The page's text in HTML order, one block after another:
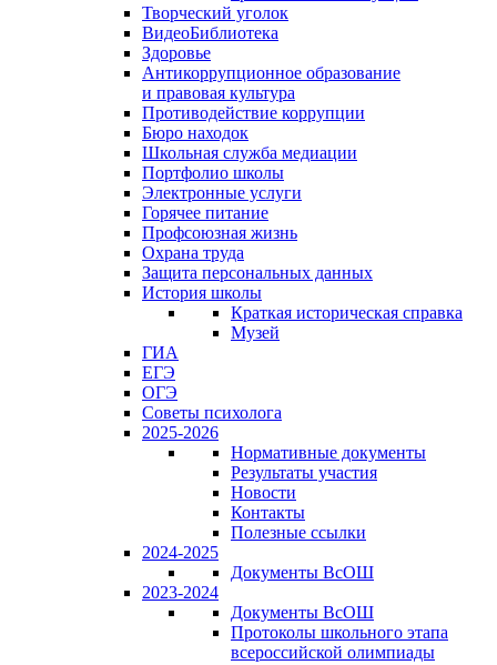
Творческий уголок
ВидеоБиблиотека
Здоровье
Антикоррупционное образование
и правовая культура
Противодействие коррупции
Бюро находок
Школьная служба медиации
Портфолио школы
Электронные услуги
Горячее питание
Профсоюзная жизнь
Охрана труда
Защита персональных данных
История школы
Краткая историческая справка
Музей
ГИА
ЕГЭ
ОГЭ
Советы психолога
2025-2026
Нормативные документы
Результаты участия
Новости
Контакты
Полезные ссылки
2024-2025
Документы ВсОШ
2023-2024
Документы ВсОШ
Протоколы школьного этапа
всероссийской олимпиады